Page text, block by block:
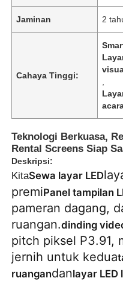
Rumah
Produk
Jaminan 2
Cahaya Tinggi:
Teknologi Berkuasa,
Rental Screens Siap
Deskripsi:
KitaSewa layar LED
premiPanel tampilan
pameran dagang,
ruangan.dinding
pitch piksel P3.91,
jernih untuk kedua
ruangandanlayar LED